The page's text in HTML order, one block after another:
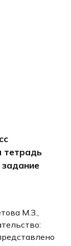
тетрадь
М.З.,